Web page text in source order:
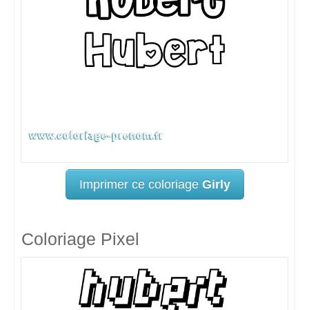
Imprimer ce coloriage Girly
Coloriage Pixel